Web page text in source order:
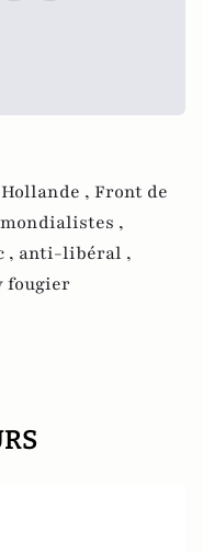
, Front de
,
, anti-libéral ,
fougier